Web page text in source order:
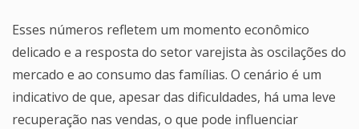
Esses números refletem um momento econômico
delicado e a resposta do setor varejista às oscilações do
mercado e ao consumo das famílias. O cenário é um
indicativo de que, apesar das dificuldades, há uma leve
recuperação nas vendas, o que pode influenciar